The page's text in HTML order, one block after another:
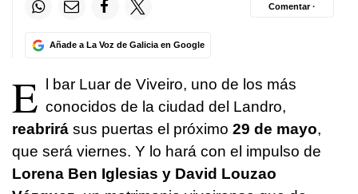
Añade a La Voz de Galicia en Google
Comentar ·
E
l bar Luar de Viveiro, uno de los más
conocidos de la ciudad del Landro,
reabrirá sus puertas el próximo 29 de mayo,
que será viernes. Y lo hará con el impulso de
Lorena Ben Iglesias y David Louzao